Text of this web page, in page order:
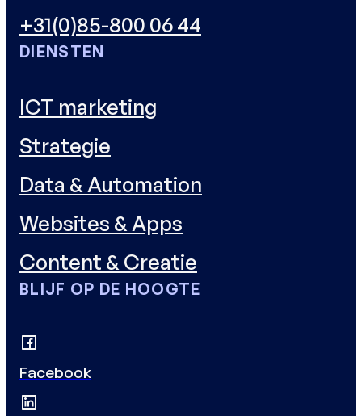
+31(0)85-800 06 44
DIENSTEN
ICT marketing
Strategie
Data & Automation
Websites & Apps
Content & Creatie
BLIJF OP DE HOOGTE
Facebook